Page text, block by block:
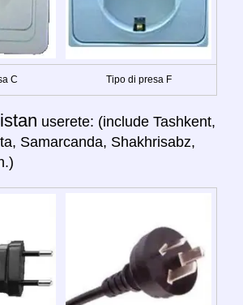
C Tipo di presa F
userete: (include Tashkent,
Samarcanda, Shakhrisabz,